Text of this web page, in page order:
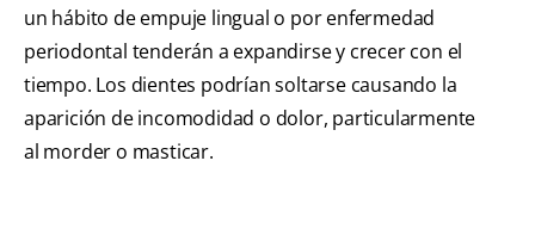
un hábito de empuje lingual o por enfermedad
periodontal tenderán a expandirse y crecer con el
tiempo. Los dientes podrían soltarse causando la
aparición de incomodidad o dolor, particularmente
al morder o masticar.